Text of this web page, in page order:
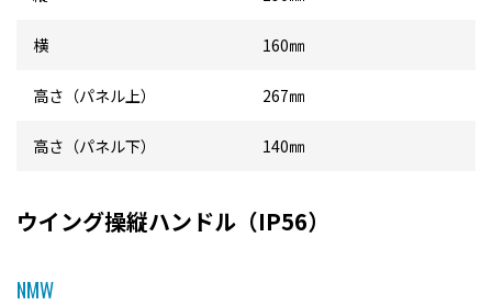
横 160㎜
高さ（パネル上） 267㎜
高さ（パネル下） 140㎜
ウイング操縦ハンドル（IP56）
NMW